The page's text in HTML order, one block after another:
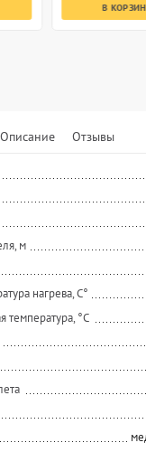
В
Описание Отзывы
м
нагрева, С°
температура, °C